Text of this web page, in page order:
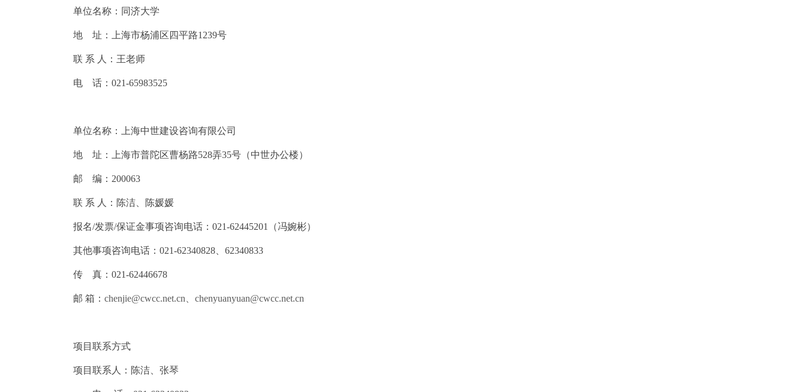
单位名称：同济大学
地 址：上海市杨浦区四平路1239号
联 系 人：王老师
电 话： 021-65983525
单位名称：上海中世建设咨询有限公司
地 址：上海市普陀区曹杨路528弄35号（中世办公楼）
邮 编： 200063
联 系 人：陈洁、陈媛媛
报名/发票/保证金事项咨询电话： 021-62445201 （冯婉彬）
其他事项咨询电话： 021-62340828 62340833
传 真： 021-62446678
邮 箱： chenjie@cwcc.net.cn chenyuanyuan@cwcc.net.cn
项目联系方式
项目联系人：陈洁、张琴